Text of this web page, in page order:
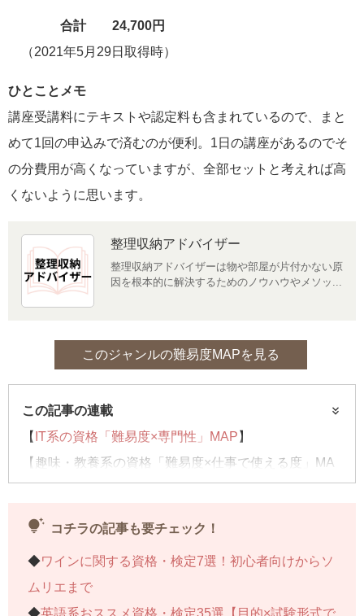
合計 24,700円
（2021年5月29日取得時）
ひとことメモ
講座受講料にテキストや認定料も含まれているので、まと
めて1回の申込みで済むのが便利。1日の講座があるのでそ
の分費用が高くなっていますが、全部セットと考えれば高
くないように思います。
整理収納アドバイザー
整理収納アドバイザーは物や部屋が片付かない原
因を根本的に解決するためのノウハウやメソッ...
このジャンルの難易度MAPを見る
この記事の連載
【 IT系の資格「難易度×専門性」MAP 】
【趣味・教養系の資格「難易度×仕事で使える度」MA
子どもにおススメの資格「難易度×適年齢」MAP
tips_and_updates コチラの記事も要チェック！
◆ワインに関する資格・検定7選！初心者向けからソ
ムリエまで
◆英語系おススメ資格・検定35選【目的×試験形式で